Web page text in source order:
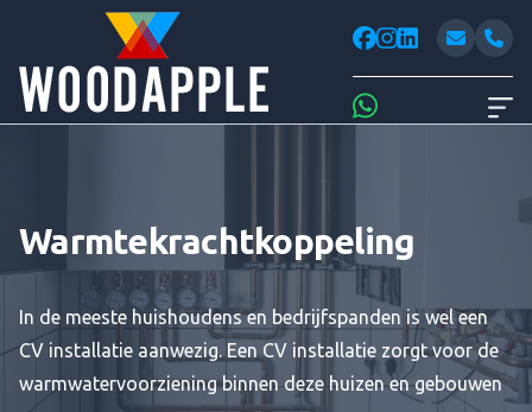
facebook
instagram
linkedin
Whatsapp
Warmtekrachtkoppeling
In de meeste huishoudens en bedrijfspanden is wel een
CV installatie aanwezig. Een CV installatie zorgt voor de
warmwatervoorziening binnen deze huizen en gebouwen